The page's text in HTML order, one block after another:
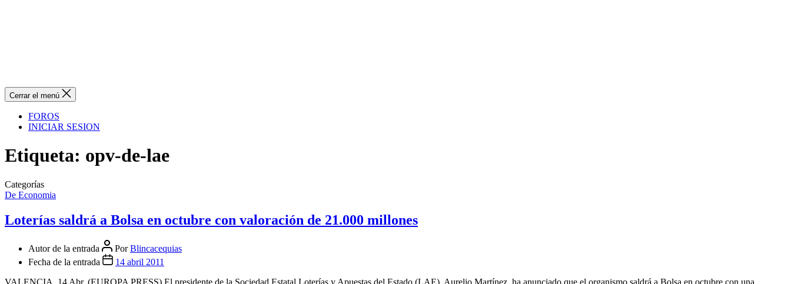
Cerrar el menú
FOROS
INICIAR SESION
Etiqueta: opv-de-lae
Categorías
De Economia
Loterías saldrá a Bolsa en octubre con valoración de 21.000 millones
Autor de la entrada PorBlincacequias
Fecha de la entrada
14 abril 2011
VALENCIA, 14 Abr. (EUROPA PRESS) El presidente de la Sociedad Estatal Loterías y Apuestas del Estado (LAE), Aurelio Martínez, ha anunciado que el organismo saldrá a Bolsa en octubre con una